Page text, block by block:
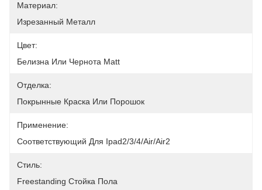
Материал:
Изрезанный Металл
Цвет:
Белизна Или Чернота Matt
Отделка:
Покрынные Краска Или Порошок
Применение:
Соответствующий Для Ipad2/3/4/Air/Air2
Стиль:
Freestanding Стойка Пола